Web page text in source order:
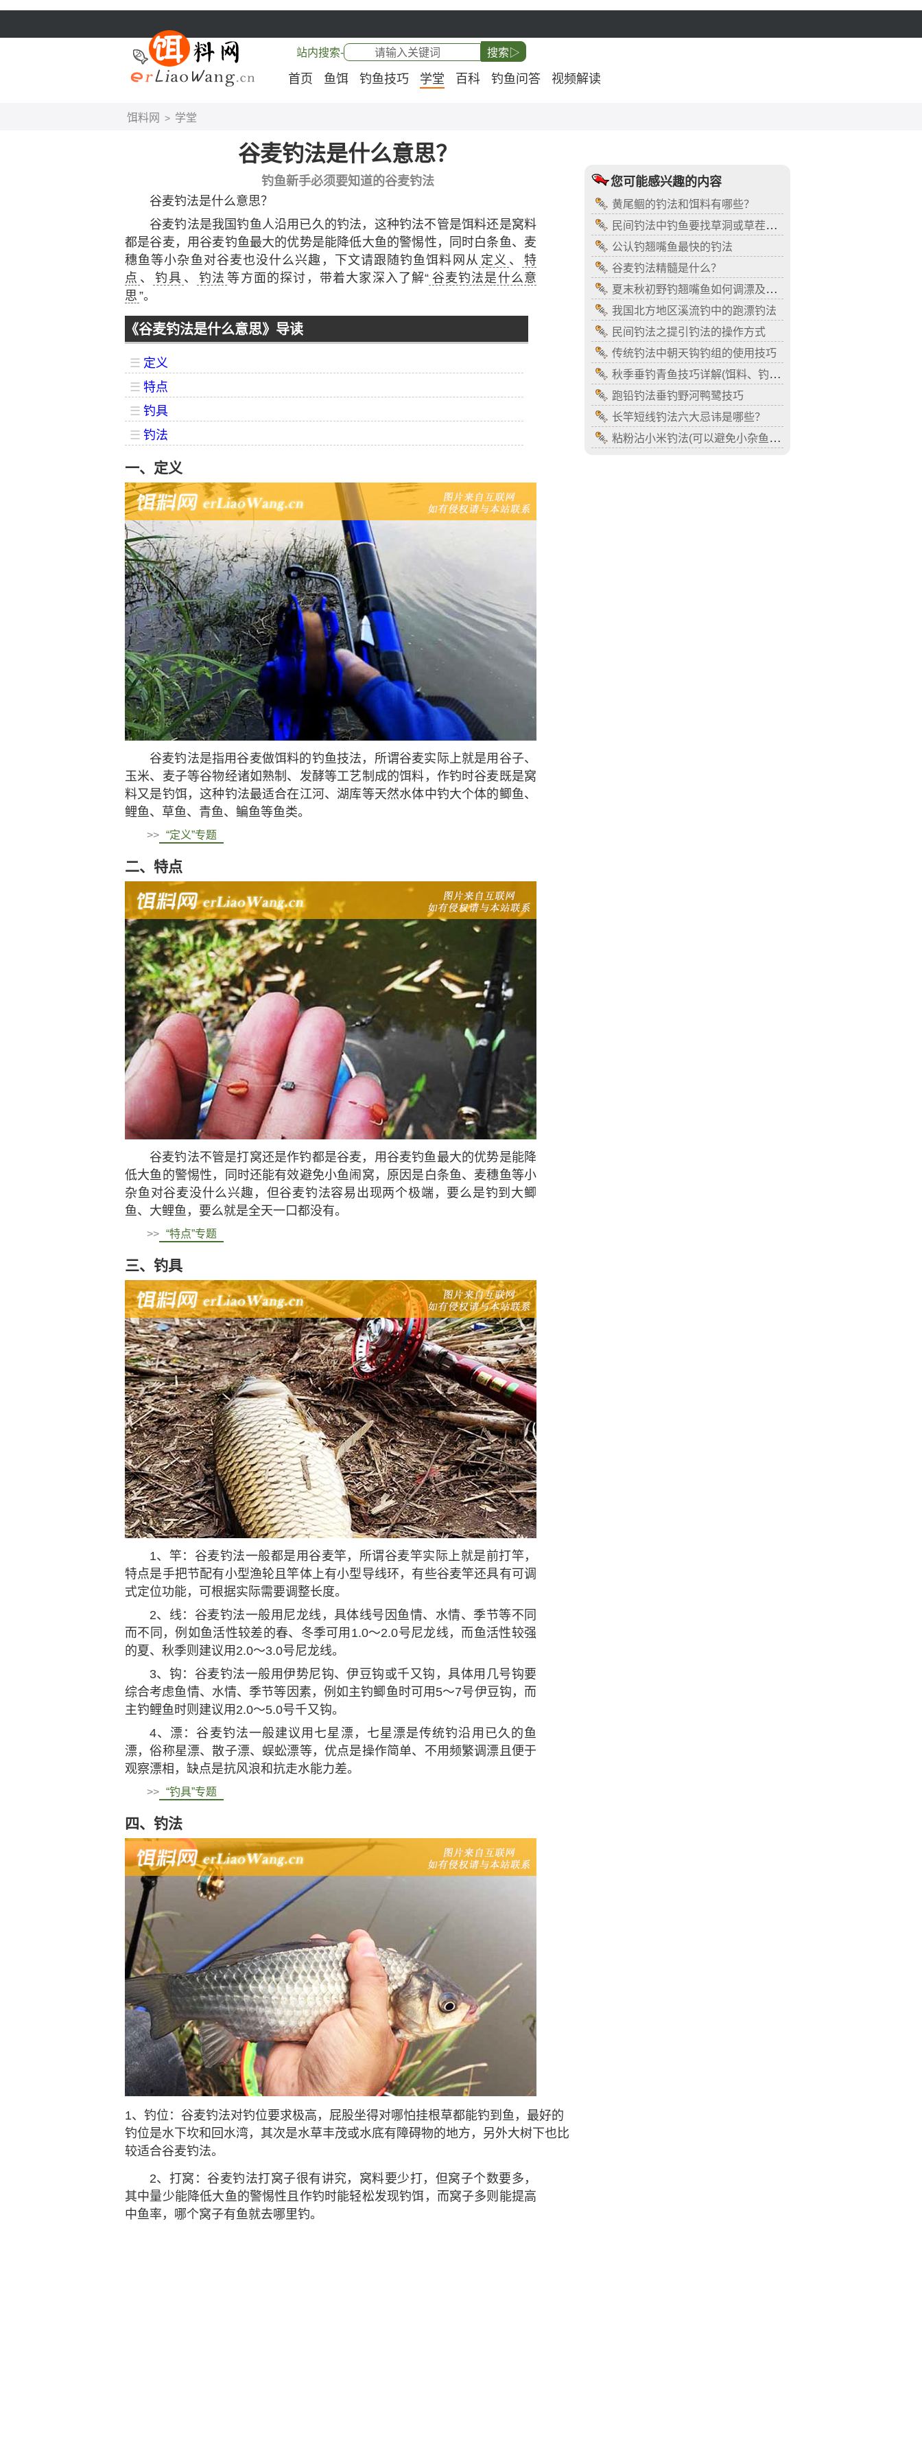
站内搜索- 搜索▷
首页 鱼饵 钓鱼技巧 学堂 百科 钓鱼问答 视频解读
饵料网 > 学堂
谷麦钓法是什么意思？
钓鱼新手必须要知道的谷麦钓法
谷麦钓法是什么意思？
谷麦钓法是我国钓鱼人沿用已久的钓法，这种钓法不管是饵料还是窝料
都是谷麦，用谷麦钓鱼最大的优势是能降低大鱼的警惕性，同时白条鱼、麦
穗鱼等小杂鱼对谷麦也没什么兴趣，下文请跟随钓鱼饵料网从 定义 、
特
点 、 钓具 、 钓法 等方面的探讨，带着大家深入了解“ 谷麦钓法是什么意
思 ”。
《谷麦钓法是什么意思》导读
☰ 定义
☰ 特点
☰ 钓具
☰ 钓法
一、定义
谷麦钓法是指用谷麦做饵料的钓鱼技法，所谓谷麦实际上就是用谷子、
玉米、麦子等谷物经诸如熟制、发酵等工艺制成的饵料，作钓时谷麦既是窝
料又是钓饵，这种钓法最适合在江河、湖库等天然水体中钓大个体的鲫鱼、
鲤鱼、草鱼、青鱼、鳊鱼等鱼类。
>> “定义”专题
二、特点
谷麦钓法不管是打窝还是作钓都是谷麦，用谷麦钓鱼最大的优势是能降
低大鱼的警惕性，同时还能有效避免小鱼闹窝，原因是白条鱼、麦穗鱼等小
杂鱼对谷麦没什么兴趣，但谷麦钓法容易出现两个极端，要么是钓到大鲫
鱼、大鲤鱼，要么就是全天一口都没有。
>> “特点”专题
三、钓具
1、竿：谷麦钓法一般都是用谷麦竿，所谓谷麦竿实际上就是前打竿，
特点是手把节配有小型渔轮且竿体上有小型导线环，有些谷麦竿还具有可调
式定位功能，可根据实际需要调整长度。
2、线：谷麦钓法一般用尼龙线，具体线号因鱼情、水情、季节等不同
而不同，例如鱼活性较差的春、冬季可用1.0～2.0号尼龙线，而鱼活性较强
的夏、秋季则建议用2.0～3.0号尼龙线。
3、钩：谷麦钓法一般用伊势尼钩、伊豆钩或千又钩，具体用几号钩要
综合考虑鱼情、水情、季节等因素，例如主钓鲫鱼时可用5～7号伊豆钩，而
主钓鲤鱼时则建议用2.0～5.0号千又钩。
4、漂：谷麦钓法一般建议用七星漂，七星漂是传统钓沿用已久的鱼
漂，俗称星漂、散子漂、蜈蚣漂等，优点是操作简单、不用频繁调漂且便于
观察漂相，缺点是抗风浪和抗走水能力差。
>> “钓具”专题
四、钓法
1、钓位：谷麦钓法对钓位要求极高，屁股坐得对哪怕挂根草都能钓到鱼，最好的
钓位是水下坎和回水湾，其次是水草丰茂或水底有障碍物的地方，另外大树下也比
较适合谷麦钓法。
2、打窝：谷麦钓法打窝子很有讲究，窝料要少打，但窝子个数要多，
其中量少能降低大鱼的警惕性且作钓时能轻松发现钓饵，而窝子多则能提高
中鱼率，哪个窝子有鱼就去哪里钓。
您可能感兴趣的内容
黄尾鲴的钓法和饵料有哪些？
民间钓法中钓鱼要找草洞或草茬的原因
公认钓翘嘴鱼最快的钓法
谷麦钓法精髓是什么？
夏末秋初野钓翘嘴鱼如何调漂及钓法分析
我国北方地区溪流钓中的跑漂钓法
民间钓法之提引钓法的操作方式
传统钓法中朝天钩钓组的使用技巧
秋季垂钓青鱼技巧详解(饵料、钓具、钓法等)
跑铅钓法垂钓野河鸭鹭技巧
长竿短线钓法六大忌讳是哪些？
粘粉沾小米钓法(可以避免小杂鱼闹钩)